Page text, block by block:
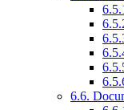
6.6.